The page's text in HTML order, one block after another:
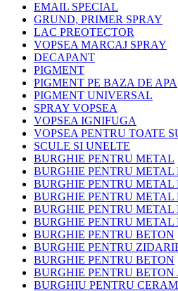
EMAIL SPECIAL
GRUND, PRIMER SPRAY
LAC PREOTECTOR
VOPSEA MARCAJ SPRAY
DECAPANT
PIGMENT
PIGMENT PE BAZA DE APA
PIGMENT UNIVERSAL
SPRAY VOPSEA
VOPSEA IGNIFUGA
VOPSEA PENTRU TOATE
SCULE SI UNELTE
BURGHIE PENTRU METAL
BURGHIE PENTRU METAL
BURGHIE PENTRU METAL
BURGHIE PENTRU METAL
BURGHIE PENTRU METAL
BURGHIE PENTRU METAL
BURGHIE PENTRU BETON
BURGHIE PENTRU
BURGHIE PENTRU BETON
BURGHIE PENTRU BETON
BURGHIU PENTRU